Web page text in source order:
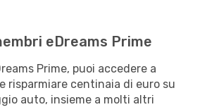
eDreams Prime
Prime, puoi accedere a
risparmiare centinaia di euro su
auto, insieme a molti altri